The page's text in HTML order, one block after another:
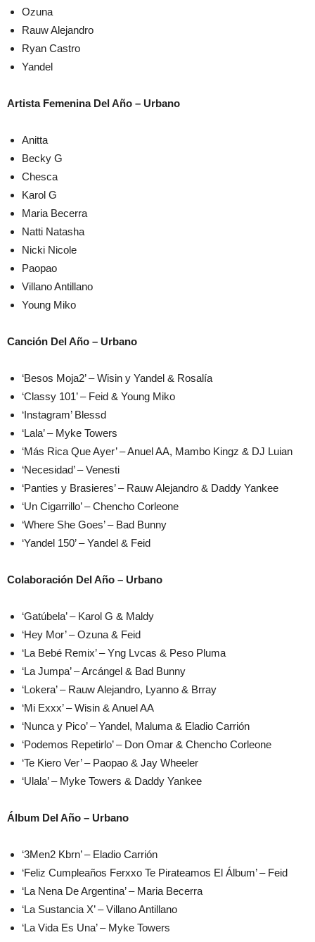
Ozuna
Rauw Alejandro
Ryan Castro
Yandel
Artista Femenina Del Año – Urbano
Anitta
Becky G
Chesca
Karol G
Maria Becerra
Natti Natasha
Nicki Nicole
Paopao
Villano Antillano
Young Miko
Canción Del Año – Urbano
‘Besos Moja2’ – Wisin y Yandel & Rosalía
‘Classy 101’ – Feid & Young Miko
‘Instagram’ Blessd
‘Lala’ – Myke Towers
‘Más Rica Que Ayer’ – Anuel AA, Mambo Kingz & DJ Luian
‘Necesidad’ – Venesti
‘Panties y Brasieres’ – Rauw Alejandro & Daddy Yankee
‘Un Cigarrillo’ – Chencho Corleone
‘Where She Goes’ – Bad Bunny
‘Yandel 150’ – Yandel & Feid
Colaboración Del Año – Urbano
‘Gatúbela’ – Karol G & Maldy
‘Hey Mor’ – Ozuna & Feid
‘La Bebé Remix’ – Yng Lvcas & Peso Pluma
‘La Jumpa’ – Arcángel & Bad Bunny
‘Lokera’ – Rauw Alejandro, Lyanno & Brray
‘Mi Exxx’ – Wisin & Anuel AA
‘Nunca y Pico’ – Yandel, Maluma & Eladio Carrión
‘Podemos Repetirlo’ – Don Omar & Chencho Corleone
‘Te Kiero Ver’ – Paopao & Jay Wheeler
‘Ulala’ – Myke Towers & Daddy Yankee
Álbum Del Año – Urbano
‘3Men2 Kbrn’ – Eladio Carrión
‘Feliz Cumpleaños Ferxxo Te Pirateamos El Álbum’ – Feid
‘La Nena De Argentina’ – Maria Becerra
‘La Sustancia X’ – Villano Antillano
‘La Vida Es Una’ – Myke Towers